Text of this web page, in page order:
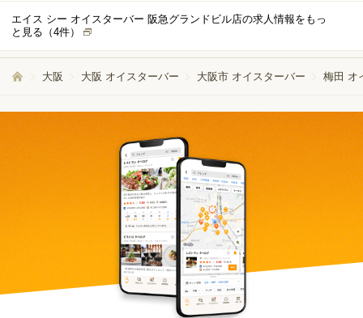
エイス シー オイスターバー 阪急グランドビル店の求人情報をもっ
と見る（4件）
大阪 大阪 オイスターバー 大阪市 オイスターバー 梅田 オ